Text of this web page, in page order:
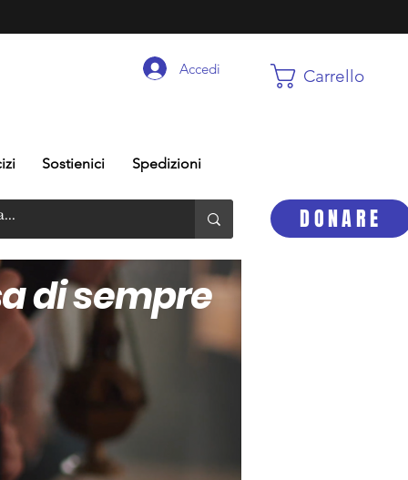
Accedi Carrello
Sostienici Spedizioni
DONARE
di sempre